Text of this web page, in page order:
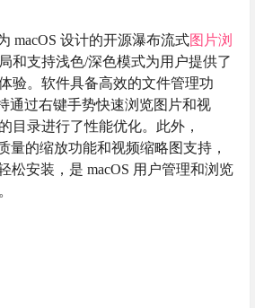
macOS 设计的开源瀑布流式图片浏
和支持浅色/深色模式为用户提供了
验。软件具备高效的文件管理功
通过右键手势快速浏览图片和视
目录进行了性能优化。此外，
量的缩放功能和视频缩略图支持，
松安装，是 macOS 用户管理和浏览